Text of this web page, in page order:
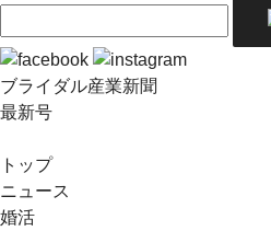
ブライダル産業新聞
最新号
トップ
ニュース
婚活